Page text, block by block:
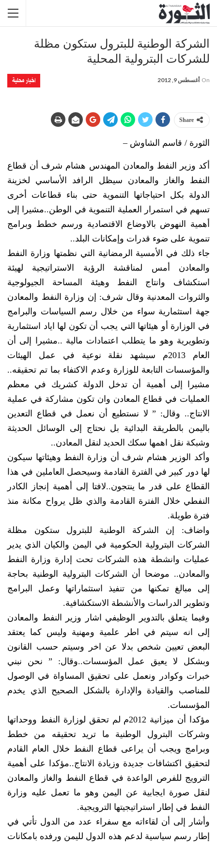
الشركة الوطنية للبترول ستكون مظلة
للشركات البترولية المحلية
اخبار محلية On أغسطس 9, 2012
Share
الثورة / قاسم الشاوش –
أكد وزير النفط والمعادن المهندس هشام شرف أن قطاع
النفط والغاز والمعادن سيظل الرافد الأساسي لخزينة
الدولة بكل احتياجاتها التنموية حتى بناء قطاعات أخرى
تسهم في استمرار العملية التنموية في الوطن..مشيرا إلى
أهمية النهوض بالاوضاع الاقتصادية ورسم خطط وبرامج
تنموية على ضوء قدرات وإمكانات البلد..
جاء ذلك في الأمسية الرمضانية التي نظمتها وزارة النفط
والمعادن أمس لمناقشة الرؤية الاستراتيجية لهيئة
استكشاف وانتاج النفط وهيئة المساحة الجيولوجية
والثروات المعدنية وقال شرف: إن وزارة النفط والمعادن
جهة استثمارية سواء من خلال رسم السياسات والبرامج
في الوزارة أو هيئاتها التي يجب أن تكون لها اياد استثمارية
وتطويرية وهو ما يتطلب اعتمادات مالية ..مشيرا إلى أن
العام 2013م سيشهد نقلة نوعية في عمل الهيئات
والمؤسسات التابعة للوزارة وعدم الاكتفاء بما تم تحقيقه..
مشيرا إلى أهمية أن تدخل الدولة كشريك في معظم
العمليات في قطاع المعادن وان تكون مشاركة في عملية
الانتاج.. وقال: ” لا نستطيع أن نعمل في قطاع التعدين
باليمن بالطريقة البدائية بل نحتاج إلى الوسائل الحديثة
وشبكة نقل اهمها سكك الحديد لنقل المعادن..
وأكد الوزير هشام شرف أن وزارة النفط وهيئاتها سيكون
لها دور كبير في الفترة القادمة وسيحصل العاملين في هذا
القطاع على قدر ما ينتجون..لافتا إلى أهمية إنجاز الكادر
النفطي خلال الفترة القادمة والذي ظل يرواح مكانة منذ
فترة طويلة.
واضاف: إن الشركة الوطنية للبترول ستكون مظلة
الشركات البترولية الحكومية في اليمن والكيان الذي يدير
عمليات وانشطة هذه الشركات تحت إدارة وزارة النفط
والمعادن.. موضحا أن الشركات البترولية الوطنية بحاجة
إلى مبالغ تمكنها من تنفيذ استثماراتها وعمل البرامج
وتطوير الدراسات والأنشطة الاستكشافية.
وفيما يتعلق بالتدوير الوظيفي اشار وزير النفط والمعادن
إلى انه سيتم في اطر علمية ومهنية وليس كما يعتقد
البعض تعيين شخص بدلا عن اخر وسيتم حسب القانون
وبشكل لا يعيق عمل المؤسسات..وقال: ” نحن نبني
خبرات وكوادر ونعمل على تحقيق المساواة في الوصول
للمناصب والقيادة والإدارة بالشكل الصحيح الذي يخدم
المؤسسات.
مؤكدا أن ميزانية 2012م لم تحقق لوزارة النفط ووحداتها
وشركات البترول الوطنية ما تريد تحقيقه من خطط
وبرامج ويجب أن يراعى قطاع النفط خلال العام القادم
لتحقيق اكتشافات جديدة وزيادة الانتاج..مؤكدا على أهمية
الترويج للفرص الواعدة في قطاع النفط والغاز والمعادن
لنقل صورة ايجابية عن اليمن وهو ما تعمل عليه وزارة
النفط في إطار استراتيجيتها الترويجية.
وأشار إلى أن لقاءاته مع سفراء عدد من الدول تأتي في
إطار رسم سياسية لدعم هذه الدول لليمن ورفده بامكانات